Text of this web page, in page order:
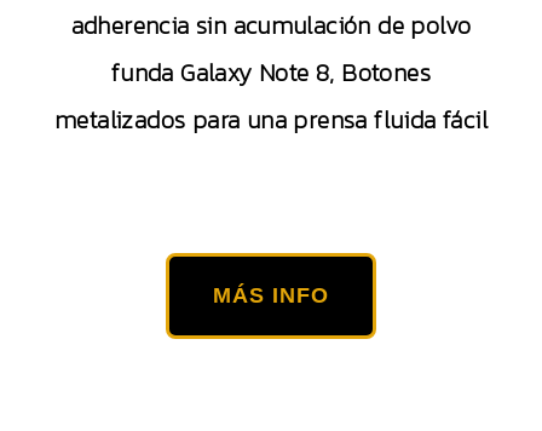
adherencia sin acumulación de polvo
funda Galaxy Note 8, Botones
metalizados para una prensa fluida fácil
MÁS INFO